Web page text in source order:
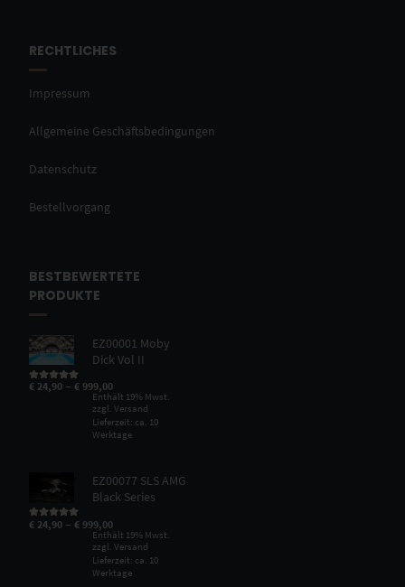
RECHTLICHES
Impressum
Allgemeine Geschäftsbedingungen
Datenschutz
Bestellvorgang
BESTBEWERTETE
PRODUKTE
EZ00001 Moby
Dick Vol II
Bewertet mit
von 5
€ 24,90 –€ 999,00
Enthält 19% Mwst.
zzgl.Versand
Lieferzeit: ca. 10
Werktage
EZ00077 SLS AMG
Black Series
Bewertet mit
von 5
€ 24,90 –€ 999,00
Enthält 19% Mwst.
zzgl.Versand
Lieferzeit: ca. 10
Werktage